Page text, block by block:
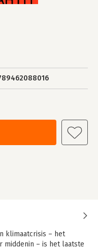
klimaatcrisis – het
middenin – is het laatste